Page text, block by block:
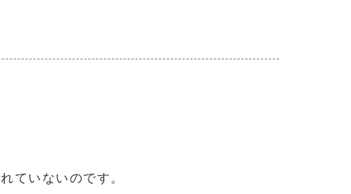
ていないのです。